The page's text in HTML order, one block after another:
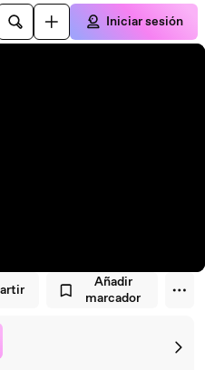
Iniciar sesión
Añadir
marcador